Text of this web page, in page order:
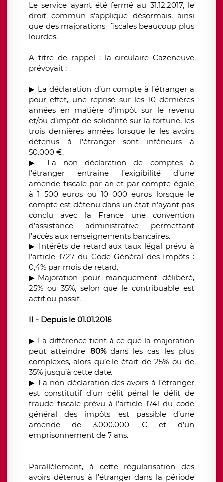
Le service ayant été fermé au 31.12.2017, le
droit commun s’applique désormais, ainsi
que des majorations fiscales beaucoup plus
lourdes.
A titre de rappel : la circulaire Cazeneuve
prévoyait :
▶ La déclaration d’un compte à l’étranger a
pour effet, une reprise sur les 10 dernières
années en matière d’impôt sur le revenu
et/ou d’impôt de solidarité sur la fortune, les
trois dernières années lorsque le les avoirs
détenus à l’étranger sont inférieurs à
50.000 €.
▶
La non déclaration de comptes à
l’étranger entraine l’exigibilité d’une
amende fiscale par an et par compte égale
à 1 500 euros ou 10 000 euros lorsque le
compte est détenu dans un état n’ayant pas
conclu avec la France une convention
d’assistance administrative permettant
l’accès aux renseignements bancaires.
▶ Intérêts de retard aux taux légal prévu à
l’article 1727 du Code Général des Impôts :
0,4% par mois de retard.
▶ Majoration pour manquement délibéré,
25% ou 35%, selon que le contribuable est
actif ou passif.
II - Depuis le 01.01.2018
▶ La différence tient à ce que la majoration
peut atteindre 80%dans les cas les plus
complexes, alors qu’elle était de 25% ou de
35% jusqu’à cette date.
▶ La non déclaration des avoirs à l’étranger
est constitutif d’un délit pénal le délit de
fraude fiscale prévu à l’article 1741 du code
général des impôts, est passible d’une
amende de 3.000.000 € et d’un
emprisonnement de 7 ans.
Parallèlement, à cette régularisation des
avoirs détenus à l’étranger dans la période